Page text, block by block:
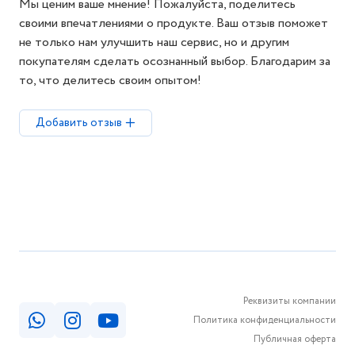
Мы ценим ваше мнение! Пожалуйста, поделитесь
своими впечатлениями о продукте. Ваш отзыв поможет
не только нам улучшить наш сервис, но и другим
покупателям сделать осознанный выбор. Благодарим за
то, что делитесь своим опытом!
Добавить отзыв
Реквизиты компании
Политика конфиденциальности
Публичная оферта